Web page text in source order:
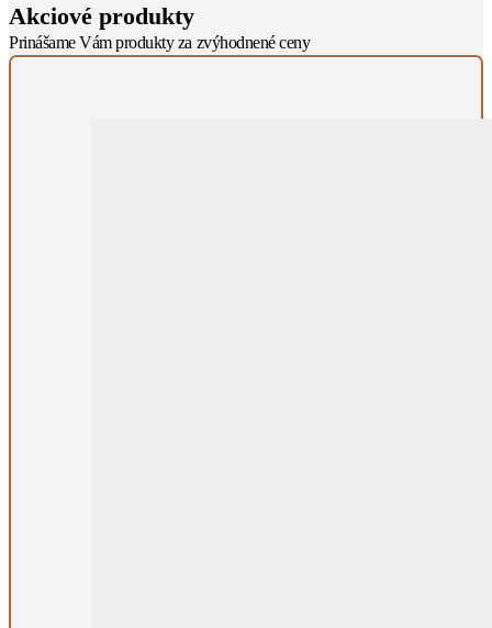
Akciové produkty
Prinášame Vám produkty za zvýhodnené ceny